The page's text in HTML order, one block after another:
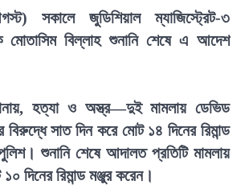
সকালে জুডিশিয়াল ম্যাজিস্ট্রেট-৩
মোতাসিম বিল্লাহ শুনানি শেষে এ আদেশ
হত্যা ও অস্ত্র—দুই মামলায় ডেভিড
সাত দিন করে মোট ১৪ দিনের রিমান্ড
শুনানি শেষে আদালত প্রতিটি মামলায়
দিনের রিমান্ড মঞ্জুর করেন।